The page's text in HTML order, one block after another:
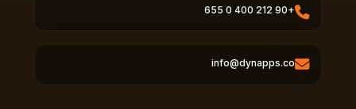
+90 212 400 0 655
info@dynapps.co